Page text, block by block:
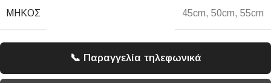
ΜΉΚΟΣ 45cm, 50cm, 55cm
📞 Παραγγελία τηλεφωνικά